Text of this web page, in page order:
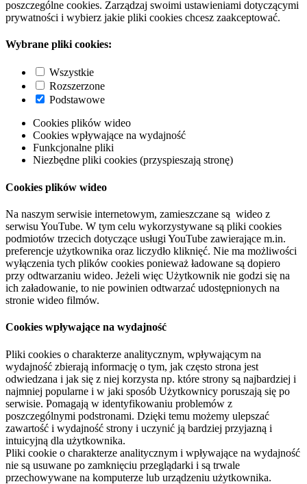
poszczególne cookies. Zarządzaj swoimi ustawieniami dotyczącymi
prywatności i wybierz jakie pliki cookies chcesz zaakceptować.
Wybrane pliki cookies:
Wszystkie
Rozszerzone
Podstawowe
Cookies plików wideo
Cookies wpływające na wydajność
Funkcjonalne pliki
Niezbędne pliki cookies (przyspieszają stronę)
Cookies plików wideo
Na naszym serwisie internetowym, zamieszczane są wideo z
serwisu YouTube. W tym celu wykorzystywane są pliki cookies
podmiotów trzecich dotyczące usługi YouTube zawierające m.in.
preferencje użytkownika oraz liczydło kliknięć. Nie ma możliwości
wyłączenia tych plików cookies ponieważ ładowane są dopiero
przy odtwarzaniu wideo. Jeżeli więc Użytkownik nie godzi się na
ich załadowanie, to nie powinien odtwarzać udostępnionych na
stronie wideo filmów.
Cookies wpływające na wydajność
Pliki cookies o charakterze analitycznym, wpływającym na
wydajność zbierają informację o tym, jak często strona jest
odwiedzana i jak się z niej korzysta np. które strony są najbardziej i
najmniej popularne i w jaki sposób Użytkownicy poruszają się po
serwisie. Pomagają w identyfikowaniu problemów z
poszczególnymi podstronami. Dzięki temu możemy ulepszać
zawartość i wydajność strony i uczynić ją bardziej przyjazną i
intuicyjną dla użytkownika.
Pliki cookie o charakterze analitycznym i wpływające na wydajność
nie są usuwane po zamknięciu przeglądarki i są trwale
przechowywane na komputerze lub urządzeniu użytkownika.